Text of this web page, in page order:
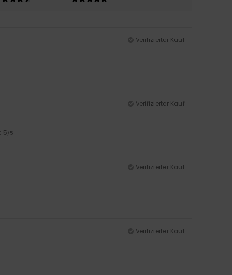
Verifizierter Kauf
Verifizierter Kauf
: 5/5
Verifizierter Kauf
Verifizierter Kauf